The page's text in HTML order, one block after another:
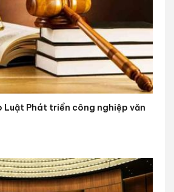
Luật Phát triển công nghiệp văn